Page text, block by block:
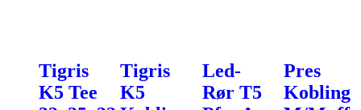
Tigris
K5 Tee
Tigris
K5
Led-
Rør T5
Pres
Kobling